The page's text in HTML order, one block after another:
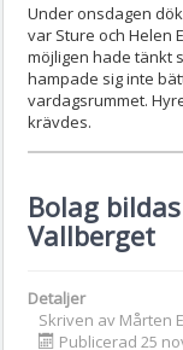
Under onsdagen
var Sture och Helen
möjligen hade tänkt
hampade sig inte
vardagsrummet.
krävdes.
Bolag
Vallberget
Detaljer
Skriven av Mårten
Publicerad 25